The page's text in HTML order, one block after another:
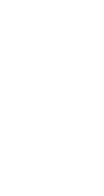
下記必須
・
・メー
・電
・
・
・